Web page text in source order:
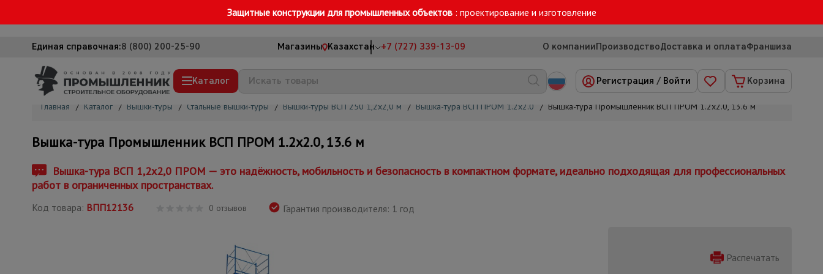
Защитные конструкции для промышленных объектов : проектирование и изготовление
Единая справочная:8 (800) 200-25-90 Магазины Казахстан +7 (727) 339-13-09 О компанииПроизводствоДоставка и оплатаФраншиза
Каталог
Вышки-туры
Подмости строительные
Сетка, тенты, брезенты
Строительные подъемники
Мусоропровод строительный
Регистрация / Войти Корзина
Главная / Каталог / Вышки-туры / Стальные вышки-туры / Вышки-туры ВСП 250 1,2x2,0 м / Вышка-тура ВСП ПРОМ 1.2х2.0 / Вышка-тура Промышленник ВСП ПРОМ 1.2х2.0, 13.6 м
Вышка-тура Промышленник ВСП ПРОМ 1.2х2.0, 13.6 м
Вышка-тура ВСП 1,2x2,0 ПРОМ — это надёжность, мобильность и безопасность в компактном формате, идеально подходящая для профессиональных
работ в ограниченных пространствах.
Код товара: ВПП12136 0 отзывов Гарантия производителя: 1 год
Распечатать